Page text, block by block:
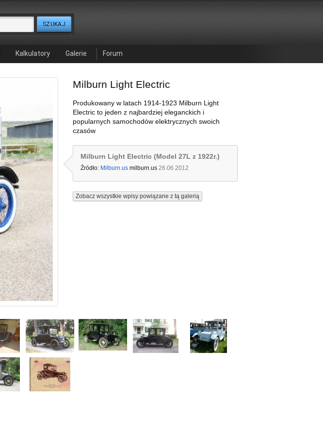
Kalkulatory Galerie Forum
Milburn Light Electric
Produkowany w latach 1914-1923 Milburn Light
Electric to jeden z najbardziej eleganckich i
popularnych samochodów elektrycznych swoich
czasów
Milburn Light Electric (Model 27L z 1922r.)
Źródło: Milburn.us milburn.us 26.06.2012
Zobacz wszystkie wpisy powiązane z tą galerią